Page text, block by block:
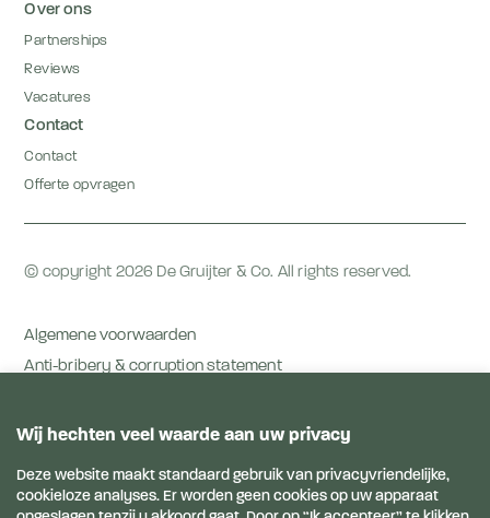
Over ons
Partnerships
Reviews
Vacatures
Contact
Contact
Offerte opvragen
© copyright 2026 De Gruijter & Co. All rights reserved.
Algemene voorwaarden
Anti-bribery & corruption statement
Privacyverklaring
Links